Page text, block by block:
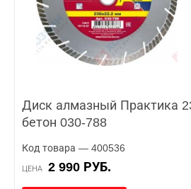
Диск алмазный Практика
бетон 030-788
Код товара — 400536
ЦЕНА 2 990 РУБ.